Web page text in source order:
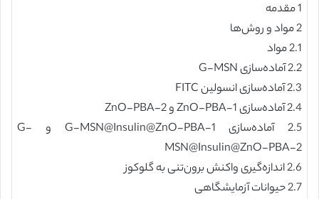
1 مقدمه
2 مواد و روش‌ها
2.1 مواد
2.2 آماده‌سازی G-MSN
2.3 آماده‌سازی انسولین FITC
2.4 آماده‌سازی ZnO-PBA-1 و ZnO-PBA-2
2.5 آماده‌سازی G-MSN@Insulin@ZnO-PBA-1 و G-
MSN@Insulin@ZnO-PBA-2
2.6 اندازه‌گیری واکنش برون‌تنی به گلوکوز
2.7 حیوانات آزمایشگاهی